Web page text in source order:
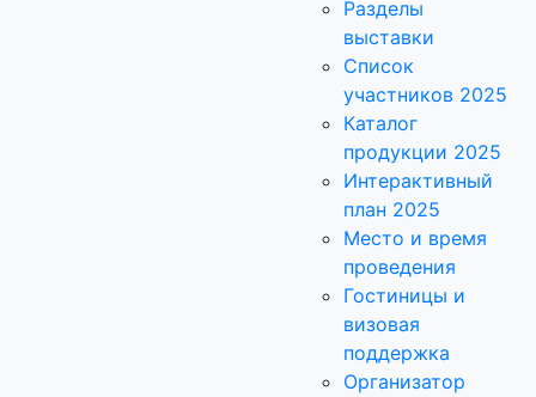
Разделы
выставки
Список
участников 2025
Каталог
продукции 2025
Интерактивный
план 2025
Место и время
проведения
Гостиницы и
визовая
поддержка
Организатор